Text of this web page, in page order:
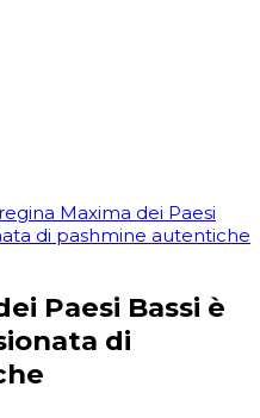
Maxima dei Paesi
di pashmine autentiche
Paesi Bassi è
di